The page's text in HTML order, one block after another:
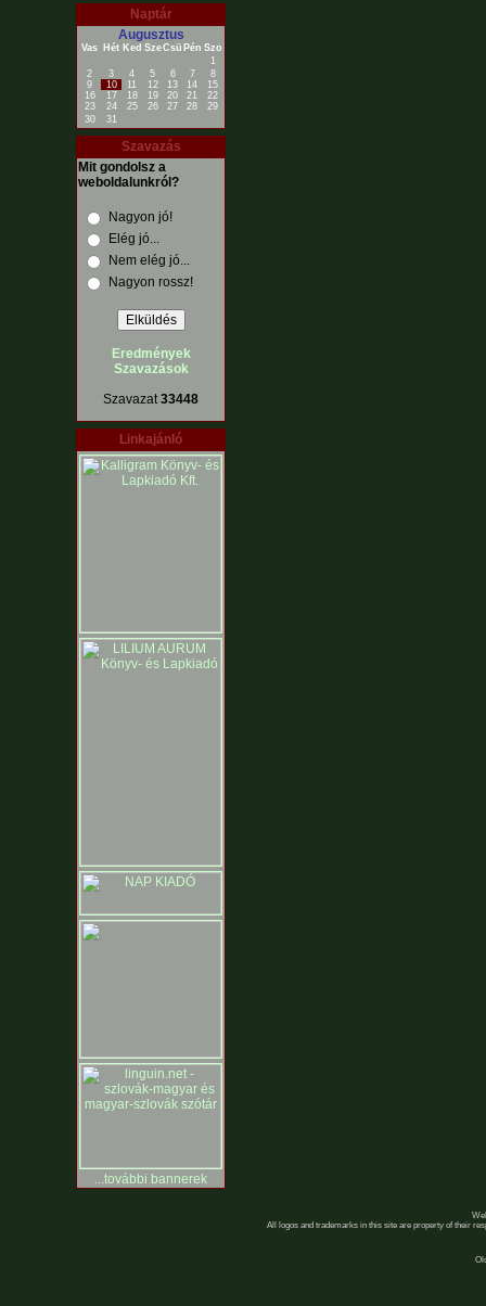
Naptár
Augusztus
Vas Hét Ked SzeCsü Pén Szo
1
2
3 4 5 6 7
8
9
10 11 12 13 14
15
16
17 18 19 20 21
22
23
24 25 26 27 28
29
30
31
Szavazás
Mit gondolsz a
weboldalunkról?
Nagyon jó!
Elég jó...
Nem elég jó...
Nagyon rossz!
Eredmények
Szavazások
Szavazat33448
Linkajánló
...további bannerek
All logos and trademarks in this site are property of their